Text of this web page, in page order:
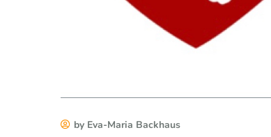
by Eva-Maria Backhaus